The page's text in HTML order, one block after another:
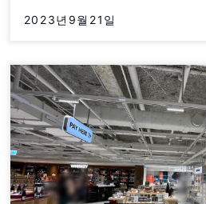
2023년9월21일